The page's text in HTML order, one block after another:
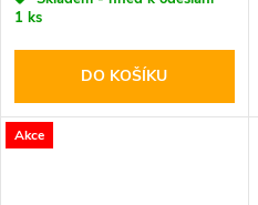
1 ks
DO KOŠÍKU
Akce